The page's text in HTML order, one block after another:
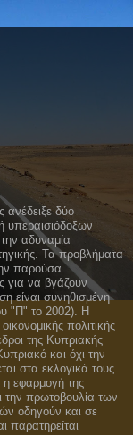
ανέδειξε δύο
υπεραισιόδοξων
αδυναμία
Τα προβλήματα
παρούσα
για να βγάζουν
είναι συνηθισμένη
"Π" το 2002). Η
πολιτικής
της Κυπριακής
και όχι την
στα εκλογικά τους
η εφαρμογή της
την πρωτοβουλία των
οδηγούν και σε
παρατηρείται